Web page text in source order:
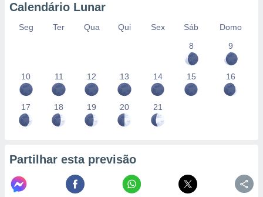
Calendário Lunar
Seg Ter Qua Qui Sex Sáb
Domo
8
9
10 11 12 13 14 15 16
17 18 19 20 21
Partilhar esta previsão